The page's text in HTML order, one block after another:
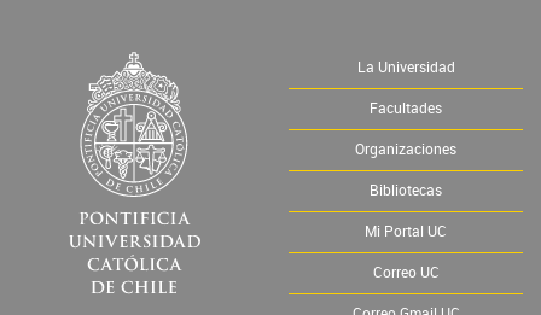
La Universidad
Facultades
Organizaciones
Bibliotecas
Mi Portal UC
Correo UC